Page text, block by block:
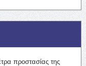
προστασίας της